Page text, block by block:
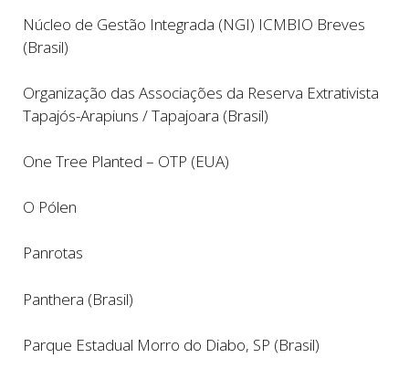
Núcleo de Gestão Integrada (NGI) ICMBIO Breves
(Brasil)
Organização das Associações da Reserva Extrativista
Tapajós-Arapiuns / Tapajoara (Brasil)
One Tree Planted – OTP (EUA)
O Pólen
Panrotas
Panthera (Brasil)
Parque Estadual Morro do Diabo, SP (Brasil)